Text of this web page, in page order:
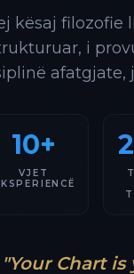
kësaj filozofie
i
afatgjate,
10+
VJET
"Your Chart is